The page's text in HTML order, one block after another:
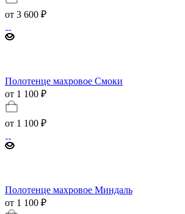
от 3 600 ₽
Полотенце махровое Смоки
от 1 100 ₽
от 1 100 ₽
Полотенце махровое Миндаль
от 1 100 ₽